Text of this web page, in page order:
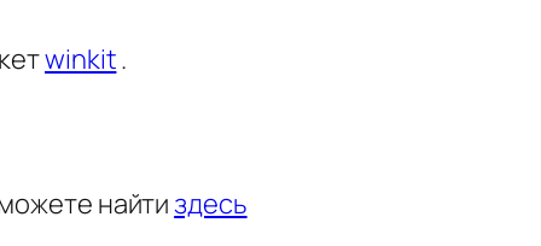
winkit.
найтиздесь